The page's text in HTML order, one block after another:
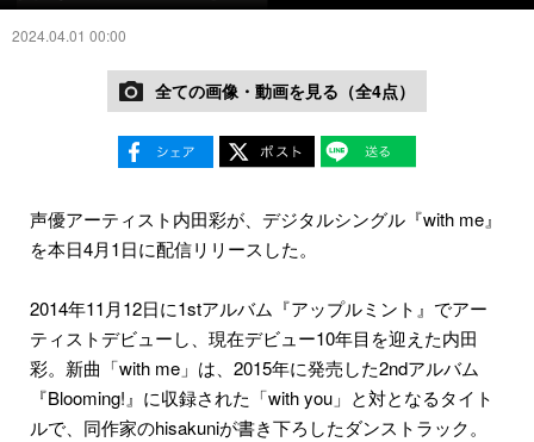
2024.04.01 00:00
全ての画像・動画を見る（全4点）
声優アーティスト内田彩が、デジタルシングル『with me』
を本日4月1日に配信リリースした。
2014年11月12日に1stアルバム『アップルミント』でアー
ティストデビューし、現在デビュー10年目を迎えた内田
彩。新曲「with me」は、2015年に発売した2ndアルバム
『Blooming!』に収録された「with you」と対となるタイト
ルで、同作家のhisakuniが書き下ろしたダンストラック。